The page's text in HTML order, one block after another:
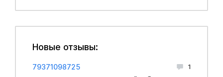
Новые отзывы:
79371098725 1